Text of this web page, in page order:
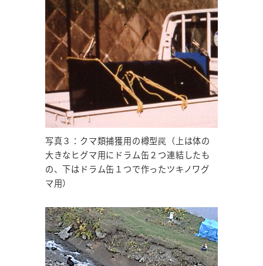
写真３：クマ類捕獲用の樽型罠（上は体の
大きなヒグマ用にドラム缶２つ連結したも
の、下はドラム缶１つで作ったツキノワグ
マ用）